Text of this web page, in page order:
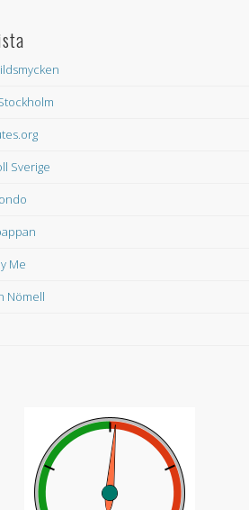
Sverige
Me
Nömell